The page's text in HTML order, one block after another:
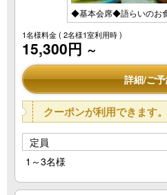
◆基本会席◆語らいのお
1名様料金( 2名様1室利用時 )
15,300円 ～
詳細/ご
クーポンが利用できます。
定員
1～3名様